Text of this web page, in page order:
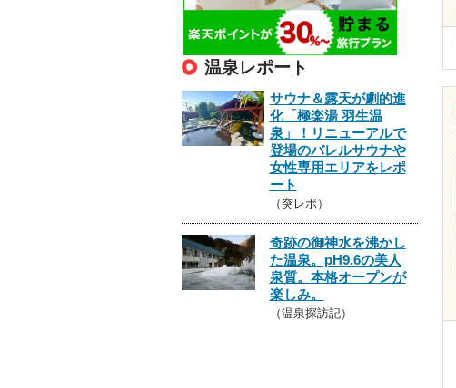
温泉レポート
サウナ＆露天が劇的進
化「極楽湯 羽生温
泉」！リニューアルで
登場のバレルサウナや
女性専用エリアをレポ
ート
（突レポ）
奇跡の御神水を沸かし
た温泉。pH9.6の美人
泉質。本格オープンが
楽しみ。
（温泉探訪記）